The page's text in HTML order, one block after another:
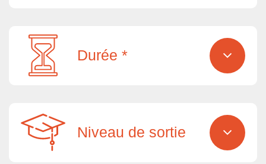
Durée *
Niveau de sortie